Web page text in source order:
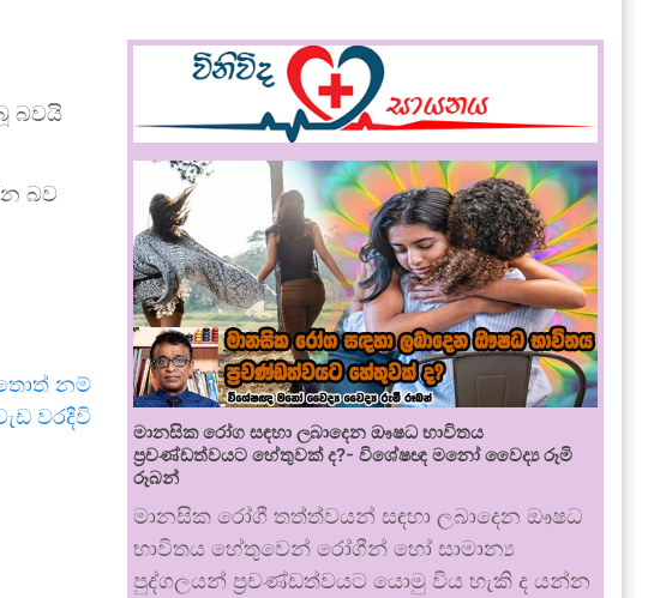
බවයි
බව
නම්
වරදීවි
මානසික රෝග සඳහා ලබාදෙන ඖෂධ භාවිතය
ප්‍රචණ්ඩත්වයට හේතුවක් ද?- විශේෂඥ මනෝ වෛද්‍ය රූමි
රූබන්
මානසික රෝගී තත්ත්වයන් සඳහා ලබාදෙන ඖෂධ
භාවිතය හේතුවෙන් රෝගීන් හෝ සාමාන්‍ය
පුද්ගලයන් ප්‍රචණ්ඩත්වයට යොමු විය හැකි ද යන්න